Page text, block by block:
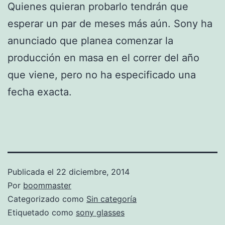
Quienes quieran probarlo tendrán que
esperar un par de meses más aún. Sony ha
anunciado que planea comenzar la
producción en masa en el correr del año
que viene, pero no ha especificado una
fecha exacta.
Publicada el 22 diciembre, 2014
Por boommaster
Categorizado como Sin categoría
Etiquetado como sony glasses